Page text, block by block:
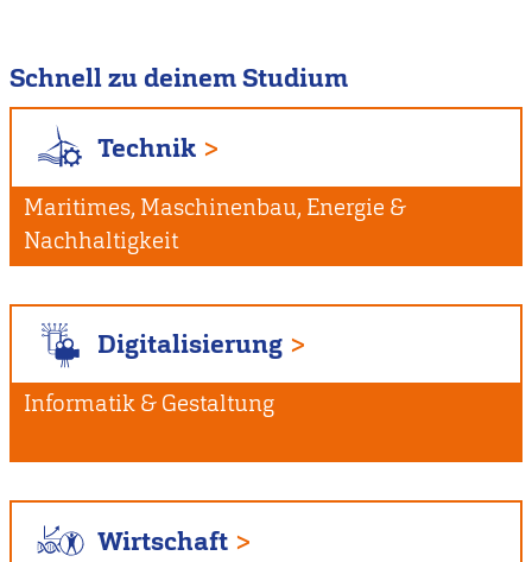
Schnell zu deinem Studium
Technik
Maritimes, Maschinenbau, Energie &
Nachhaltigkeit
Digitalisierung
Informatik & Gestaltung
Wirtschaft